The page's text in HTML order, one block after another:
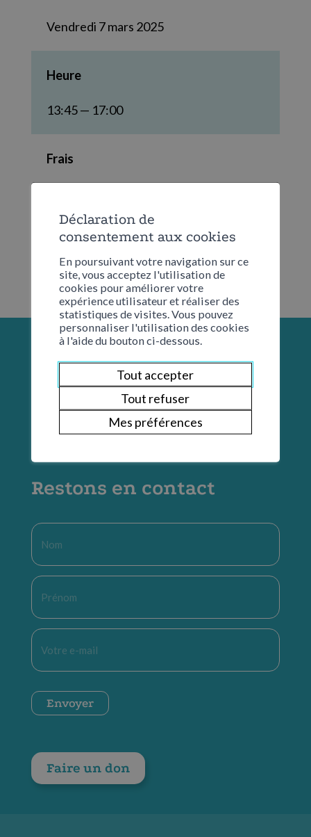
Vendredi 7 mars 2025
Heure
13:45 — 17:00
Frais
Restons en contact
Nom
Prénom
E-
mail
CAPTCHA
Envoyer
Faire un don
Déclaration de
consentement aux cookies
En poursuivant votre navigation sur ce
site, vous acceptez l'utilisation de
cookies pour améliorer votre
expérience utilisateur et réaliser des
statistiques de visites. Vous pouvez
personnaliser l'utilisation des cookies
à l'aide du bouton ci-dessous.
Tout accepter
Tout refuser
Mes préférences